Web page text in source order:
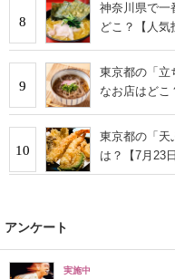
8
神奈川県で一
どこ？【人気
9
東京都の「
なお店はどこ
10
東京都の「
は？【7月23
アンケート
実施中